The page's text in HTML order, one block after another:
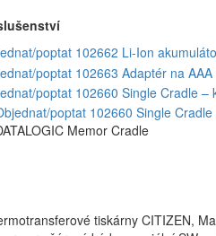
poptat 102662 Li-Ion
poptat 102663 Adaptér na
poptat 102660 Single Cradle
tiskárny CITIZEN,